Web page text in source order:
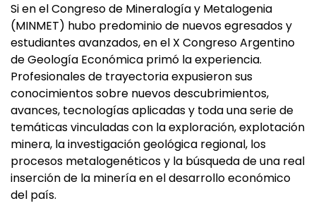
Si en el Congreso de Mineralogía y Metalogenia
(MINMET) hubo predominio de nuevos egresados y
estudiantes avanzados, en el X Congreso Argentino
de Geología Económica primó la experiencia.
Profesionales de trayectoria expusieron sus
conocimientos sobre nuevos descubrimientos,
avances, tecnologías aplicadas y toda una serie de
temáticas vinculadas con la exploración, explotación
minera, la investigación geológica regional, los
procesos metalogenéticos y la búsqueda de una real
inserción de la minería en el desarrollo económico
del país.